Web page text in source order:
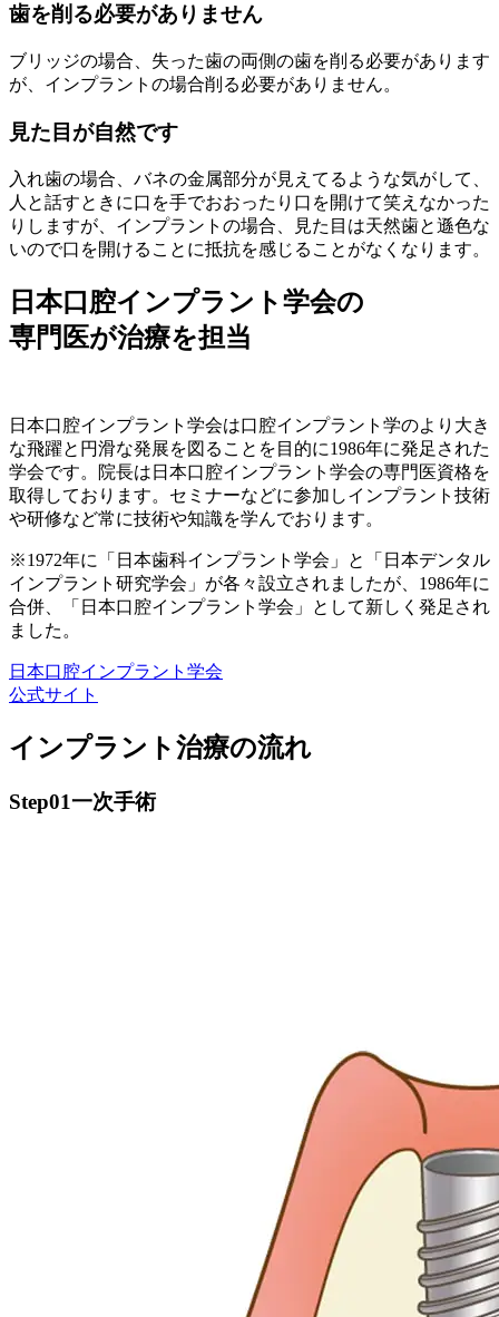
歯を削る必要がありません
ブリッジの場合、失った歯の両側の歯を削る必要があります
が、インプラントの場合削る必要がありません。
見た目が自然です
入れ歯の場合、バネの金属部分が見えてるような気がして、
人と話すときに口を手でおおったり口を開けて笑えなかった
りしますが、インプラントの場合、見た目は天然歯と遜色な
いので口を開けることに抵抗を感じることがなくなります。
日本口腔インプラント学会の
専門医が治療を担当
日本口腔インプラント学会は口腔インプラント学のより大き
な飛躍と円滑な発展を図ることを目的に1986年に発足された
学会です。院長は日本口腔インプラント学会の専門医資格を
取得しております。セミナーなどに参加しインプラント技術
や研修など常に技術や知識を学んでおります。
※1972年に「日本歯科インプラント学会」と「日本デンタル
インプラント研究学会」が各々設立されましたが、1986年に
合併、「日本口腔インプラント学会」として新しく発足され
ました。
日本口腔インプラント学会
公式サイト
インプラント治療の流れ
Step01一次手術